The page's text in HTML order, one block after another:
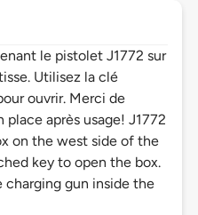
le pistolet J1772 sur
Utilisez la clé
ouvrir. Merci de
après usage! J1772
on the west side of the
key to open the box.
gun inside the